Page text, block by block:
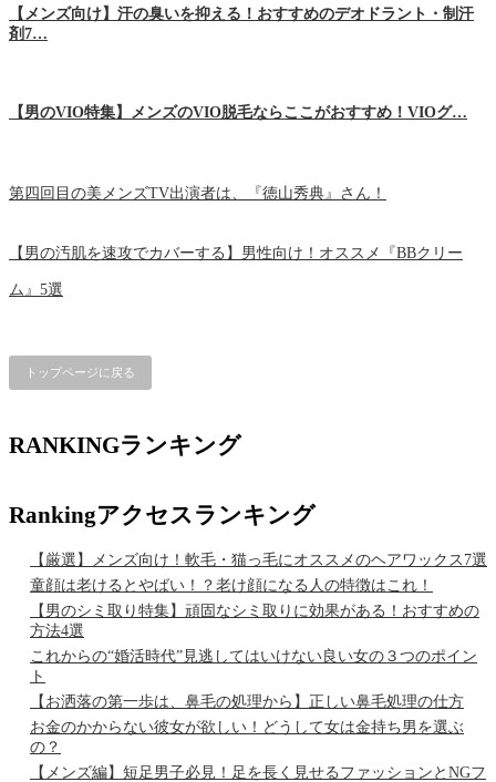
【メンズ向け】汗の臭いを抑える！おすすめのデオドラント・制汗
剤7…
【男のVIO特集】メンズのVIO脱毛ならここがおすすめ！VIOグ…
第四回目の美メンズTV出演者は、『徳山秀典』さん！
【男の汚肌を速攻でカバーする】男性向け！オススメ『BBクリー
ム』5選
トップページに戻る
RANKINGランキング
Rankingアクセスランキング
【厳選】メンズ向け！軟毛・猫っ毛にオススメのヘアワックス7選
童顔は老けるとやばい！？老け顔になる人の特徴はこれ！
【男のシミ取り特集】頑固なシミ取りに効果がある！おすすめの
方法4選
これからの“婚活時代”見逃してはいけない良い女の３つのポイン
ト
【お洒落の第一歩は、鼻毛の処理から】正しい鼻毛処理の仕方
お金のかからない彼女が欲しい！どうして女は金持ち男を選ぶ
の？
【メンズ編】短足男子必見！足を長く見せるファッションとNGフ